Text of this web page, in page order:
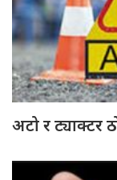
अटो र ट्याक्टर